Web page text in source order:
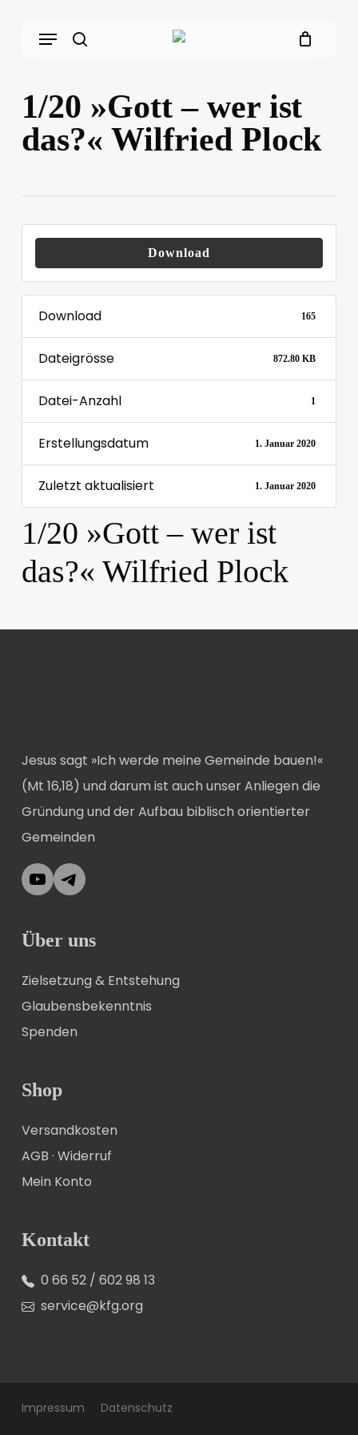
Menu
1/20 »Gott – wer ist
das?« Wilfried Plock
Download
Download 165
Dateigrösse 872.80 KB
Datei-Anzahl 1
Erstellungsdatum 1. Januar 2020
Zuletzt aktualisiert 1. Januar 2020
1/20 »Gott – wer ist
das?« Wilfried Plock
Jesus sagt »Ich werde meine Gemeinde bauen!«
(Mt 16,18) und darum ist auch unser Anliegen die
Gründung und der Aufbau biblisch orientierter
Gemeinden
YouTubeTelegram
Über uns
Zielsetzung & Entstehung
Glaubensbekenntnis
Spenden
Shop
Versandkosten
AGB · Widerruf
Mein Konto
Kontakt
0 66 52 / 602 98 13
service@kfg.org
Impressum Datenschutz